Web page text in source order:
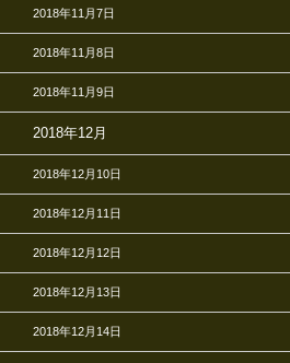
2018年11月7日
2018年11月8日
2018年11月9日
2018年12月
2018年12月10日
2018年12月11日
2018年12月12日
2018年12月13日
2018年12月14日